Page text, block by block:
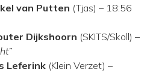
van Putten (Tjas) – 18:56
Dijkshoorn (SKITS/Skoll) –
Leferink (Klein Verzet) –